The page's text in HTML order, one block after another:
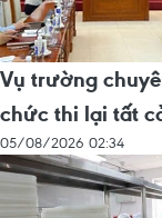
Vụ trường
chức thi lại tất
05/08/2026 02:34